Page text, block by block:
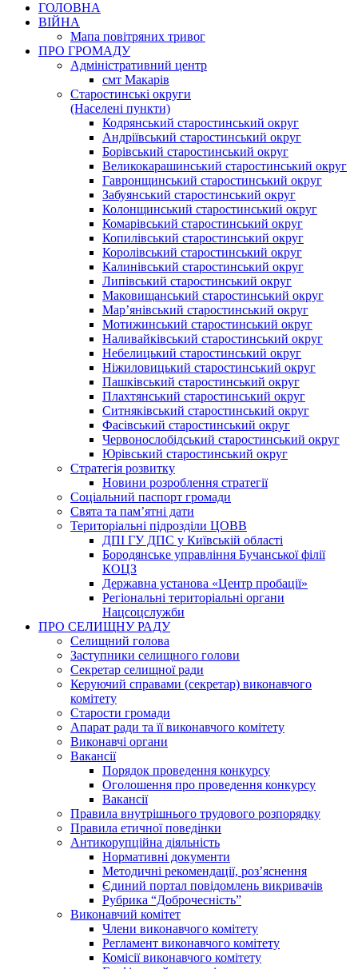
ГОЛОВНА
ВІЙНА
Мапа повітряних тривог
ПРО ГРОМАДУ
Aдміністративний центр
смт Макарів
Старостинські округи
(Населені пункти)
Кодрянський старостинський округ
Андріївський старостинський округ
Борівський старостинський округ
Великокарашинський старостинський округ
Гавронщинський старостинський округ
Забуянський старостинський округ
Колонщинський старостинський округ
Комарівський старостинський округ
Копилівський старостинський округ
Королівський старостинський округ
Калинівський старостинський округ
Липівський старостинський округ
Маковищанський старостинський округ
Мар’янівський старостинський округ
Мотижинський старостинський округ
Наливайківський старостинський округ
Небелицький старостинський округ
Ніжиловицький старостинський округ
Пашківський старостинський округ
Плахтянський старостинський округ
Ситняківський старостинський округ
Фасівський старостинський округ
Червонослобідський старостинський округ
Юрівський старостинський округ
Стратегія розвитку
Новини розроблення стратегії
Соціальний паспорт громади
Свята та пам’ятні дати
Територіальні підрозділи ЦОВВ
ДПІ ГУ ДПС у Київській області
Бородянське управління Бучанської філії
КОЦЗ
Державна установа «Центр пробації»
Регіональні територіальні органи
Нацсоцслужби
ПРО СЕЛИЩНУ РАДУ
Селищний голова
Заступники селищного голови
Секретар селищної ради
Керуючий справами (секретар) виконавчого
комітету
Старости громади
Апарат ради та її виконавчого комітету
Виконавчі органи
Вакансії
Порядок проведення конкурсу
Оголошення про проведення конкурсу
Вакансії
Правила внутрішнього трудового розпорядку
Правила етичної поведінки
Антикорупційна діяльність
Нормативні документи
Методичні рекомендації, роз’яснення
Єдиний портал повідомлень викривачів
Рубрика “Доброчесність”
Виконавчий комітет
Члени виконавчого комітету
Регламент виконавчого комітету
Комісії виконавчого комітету